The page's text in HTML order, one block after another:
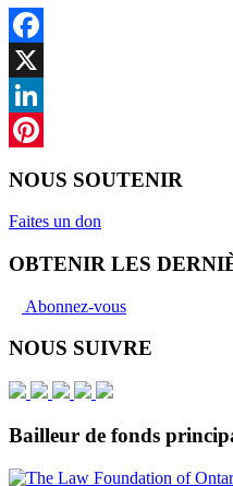
Facebook
X
LinkedIn
NOUS SOUTENIR
Faites un don
OBTENIR LES
Abonnez-vous
NOUS SUIVRE
Bailleur de fonds